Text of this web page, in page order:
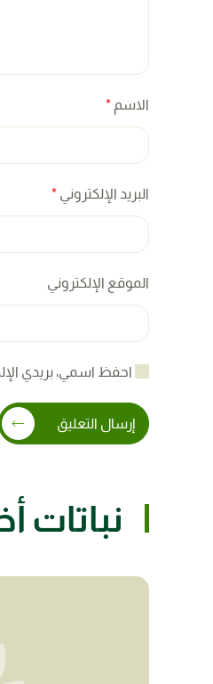
الاسم *
البريد الإلكتروني *
الموقع الإلكتروني
احفظ اسمي، بريدي
إرسال التعليق
نباتات